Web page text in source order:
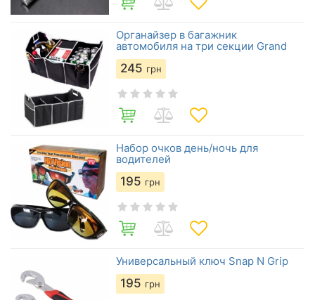
Органайзер в багажник
автомобиля на три секции Grand
245 грн
Набор очков день/ночь для
водителей
195 грн
Универсальный ключ Snap N Grip
195 грн